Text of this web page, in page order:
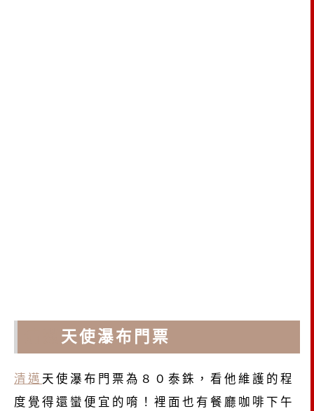
天使瀑布門票
清邁 天使瀑布門票為８０泰銖，看他維護的程
度覺得還蠻便宜的唷！裡面也有餐廳咖啡下午